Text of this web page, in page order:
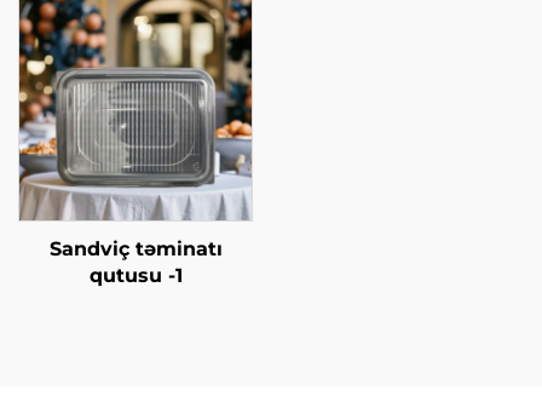
Sandviç təminatı
qutusu -1